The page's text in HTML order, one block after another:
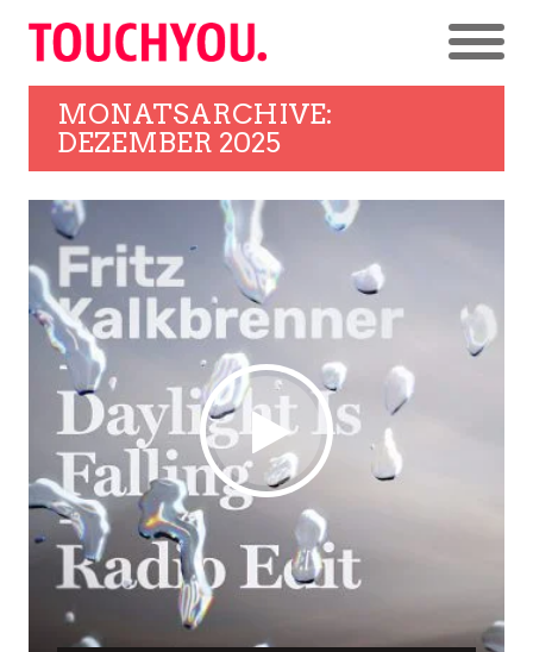
MONATSARCHIVE:
DEZEMBER 2025